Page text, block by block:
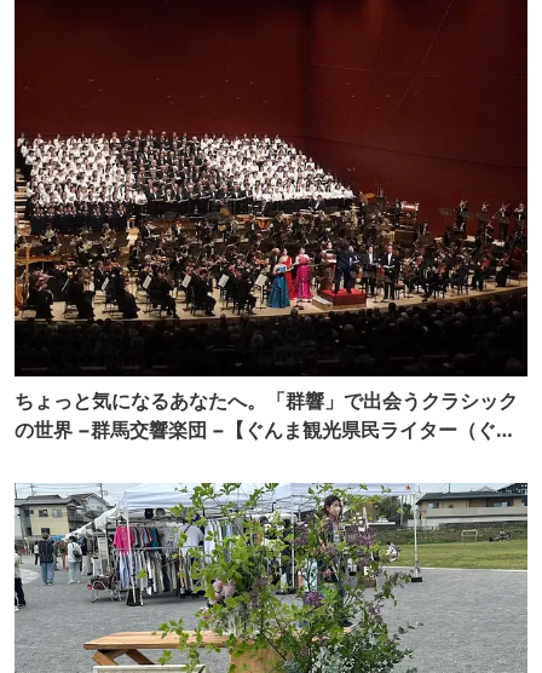
ちょっと気になるあなたへ。「群響」で出会うクラシック
の世界 −群馬交響楽団 −【ぐんま観光県民ライター（ぐん